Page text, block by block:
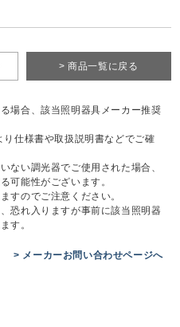
> 商品一覧に戻る
場合、該当照明器具メーカー推奨
仕様書や取扱説明書などでご確
ない調光器でご使用された場合、
可能性がございます。
すのでご注意ください。
恐れ入りますが事前に該当照明器
す。
> メーカーお問い合わせページへ